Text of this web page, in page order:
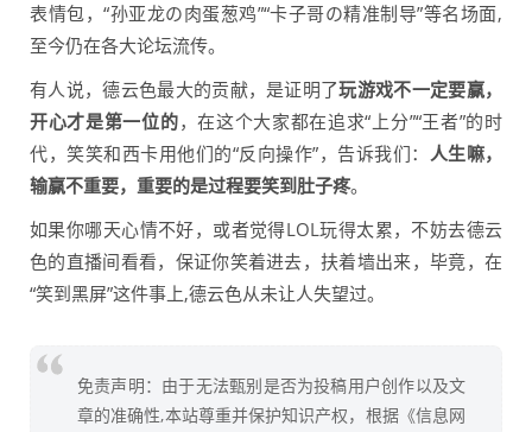
表情包，“孙亚龙の肉蛋葱鸡”“卡子哥の精准制导”等名场面,
至今仍在各大论坛流传。
有人说，德云色最大的贡献，是证明了玩游戏不一定要赢，
开心才是第一位的，在这个大家都在追求“上分”“王者”的时
代，笑笑和西卡用他们的“反向操作”，告诉我们： 人生嘛，
输赢不重要，重要的是过程要笑到肚子疼。
如果你哪天心情不好，或者觉得LOL玩得太累，不妨去德云
色的直播间看看，保证你笑着进去，扶着墙出来，毕竟，在
“笑到黑屏”这件事上,德云色从未让人失望过。
免责声明：由于无法甄别是否为投稿用户创作以及文
章的准确性,本站尊重并保护知识产权，根据《信息网